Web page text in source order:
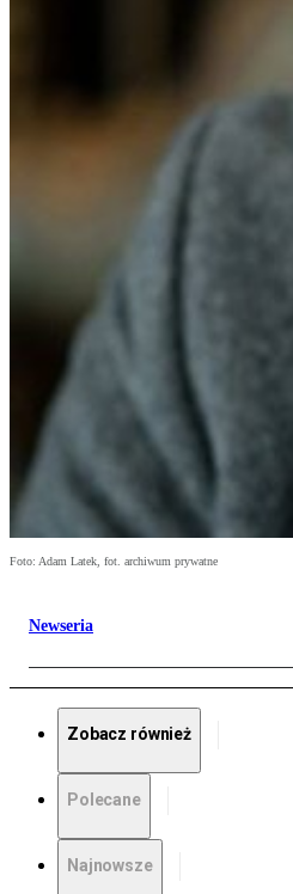
Foto: Adam Latek, fot. archiwum prywatne
Newseria
Zobacz również
Polecane
Najnowsze